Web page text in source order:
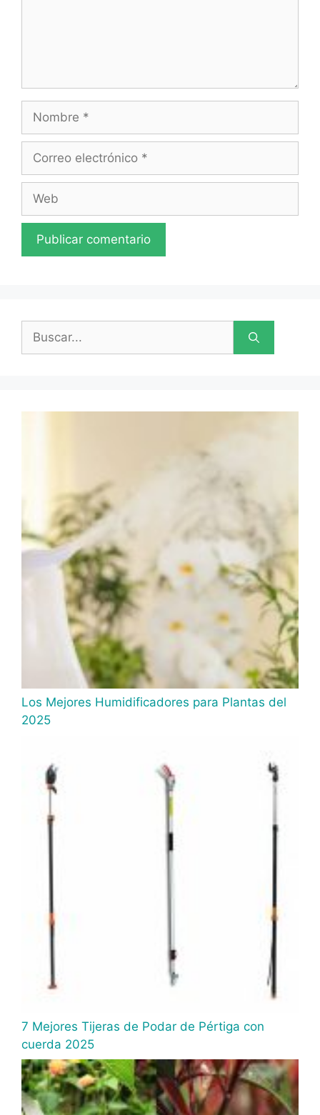
Nombre
Correo
Web
Buscar:
Los Mejores Humidificadores para Plantas del
2025
7 Mejores Tijeras de Podar de Pértiga con
cuerda 2025